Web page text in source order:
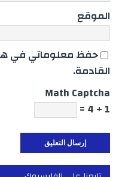
الموقع
حفظ معلوماتي في
القادمة.
Math Captcha
1 + 4 =